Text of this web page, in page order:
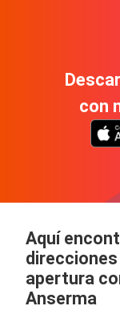
con
Aquí
direcciones
apertura
Anserma